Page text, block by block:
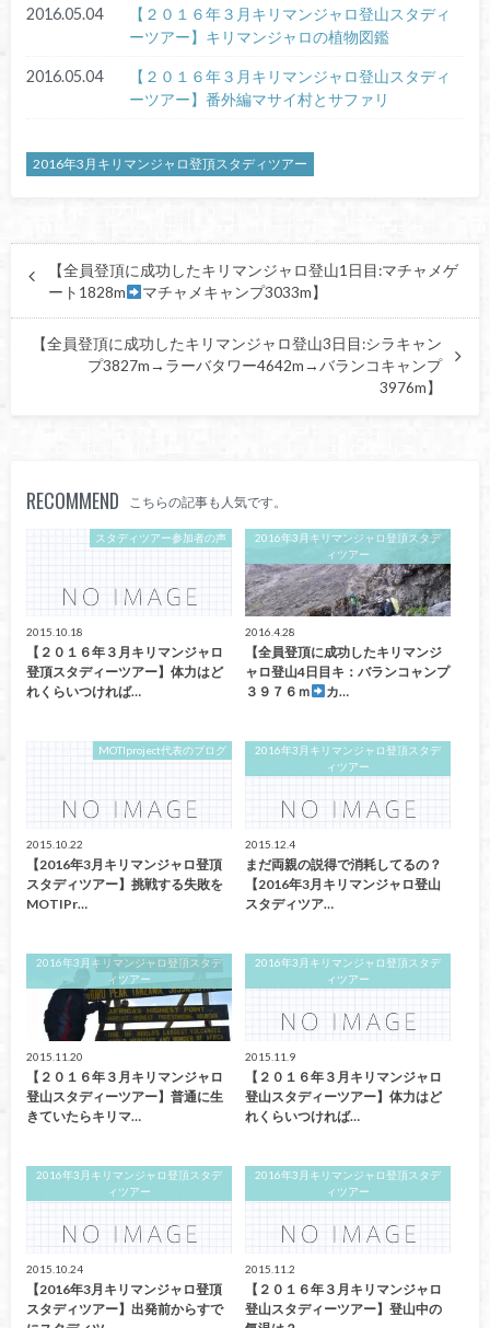
2016.05.04
【２０１６年３月キリマンジャロ登山スタディ
ーツアー】キリマンジャロの植物図鑑
2016.05.04
【２０１６年３月キリマンジャロ登山スタディ
ーツアー】番外編マサイ村とサファリ
2016年3月キリマンジャロ登頂スタディツアー
【全員登頂に成功したキリマンジャロ登山1日目:マチャメゲ
ート1828m
マチャメキャンプ3033m】
【全員登頂に成功したキリマンジャロ登山3日目:シラキャン
プ3827m→ラーバタワー4642m→バランコキャンプ
3976m】
RECOMMEND こちらの記事も人気です。
スタディツアー参加者の声
2015.10.18
【２０１６年３月キリマンジャロ
登頂スタディーツアー】体力はど
れくらいつければ…
2016年3月キリマンジャロ登頂スタデ
ィツアー
2016.4.28
【全員登頂に成功したキリマンジ
ャロ登山4日目キ：バランコャンプ
３９７６ｍ
カ…
MOTIproject代表のブログ
2015.10.22
【2016年3月キリマンジャロ登頂
スタディツアー】挑戦する失敗を
MOTIPr…
2016年3月キリマンジャロ登頂スタデ
ィツアー
2015.12.4
まだ両親の説得で消耗してるの？
【2016年3月キリマンジャロ登山
スタディツア…
2016年3月キリマンジャロ登頂スタデ
ィツアー
2015.11.20
【２０１６年３月キリマンジャロ
登山スタディーツアー】普通に生
きていたらキリマ…
2016年3月キリマンジャロ登頂スタデ
ィツアー
2015.11.9
【２０１６年３月キリマンジャロ
登山スタディーツアー】体力はど
れくらいつければ…
2016年3月キリマンジャロ登頂スタデ
ィツアー
2015.10.24
【2016年3月キリマンジャロ登頂
スタディツアー】出発前からすで
2016年3月キリマンジャロ登頂スタデ
ィツアー
2015.11.2
【２０１６年３月キリマンジャロ
登山スタディーツアー】登山中の